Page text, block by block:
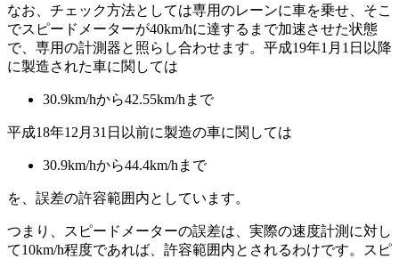
なお、チェック方法としては専用のレーンに車を乗せ、そこ
でスピードメーターが40km/hに達するまで加速させた状態
で、専用の計測器と照らし合わせます。平成19年1月1日以降
に製造された車に関しては
30.9km/hから42.55km/hまで
平成18年12月31日以前に製造の車に関しては
30.9km/hから44.4km/hまで
を、誤差の許容範囲内としています。
つまり、スピードメーターの誤差は、実際の速度計測に対し
て10km/h程度であれば、許容範囲内とされるわけです。スピ